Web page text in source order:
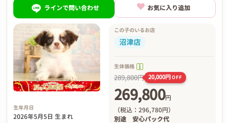
ラインで問い合わせ お気に入り追加
生年月日
2026年5月5日 生まれ
この子のいるお店
沼津店
生体価格
289,800円 20,000円OFF
269,800円
（税込：296,780円）
別途 安心パック代